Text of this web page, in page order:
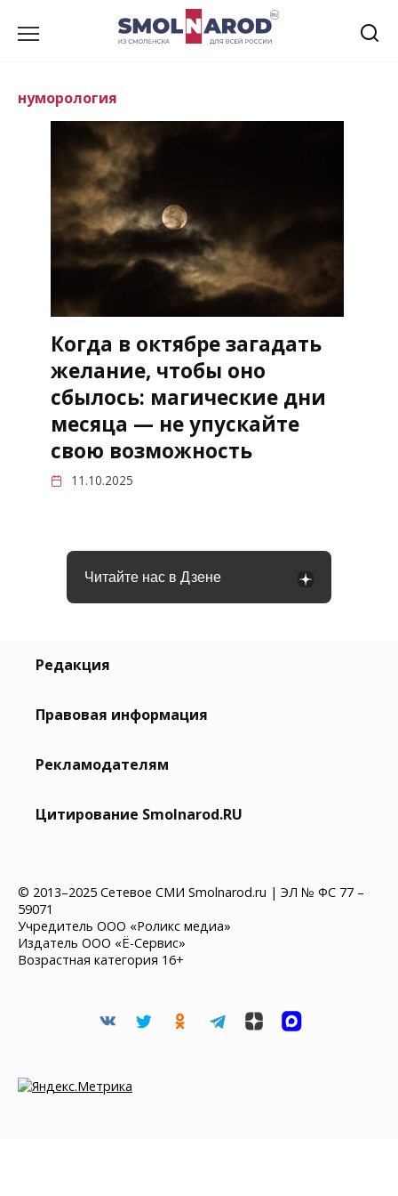
нуморология
Когда в октябре загадать
желание, чтобы оно
сбылось: магические дни
месяца — не упускайте
свою возможность
11.10.2025
Читайте нас в Дзене
Редакция
Правовая информация
Рекламодателям
Цитирование Smolnarod.RU
© 2013–2025 Сетевое СМИ Smolnarod.ru | ЭЛ № ФС 77 –
59071
Учредитель ООО «Роликс медиа»
Издатель ООО «Ё-Сервис»
Возрастная категория 16+